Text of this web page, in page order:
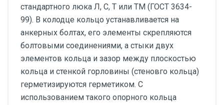
стандартного люка Л, С, Т или ТМ (ГОСТ 3634-
99). В колодце кольцо устанавливается на
анкерных болтах, его элементы скрепляются
болтовыми соединениями, а стыки двух
элементов кольца и зазор между плоскостью
кольца и стенкой горловины (стеновго кольца)
герметизируются герметиком. С
использованием такого опорного кольца